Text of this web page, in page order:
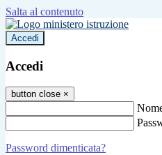
Salta al contenuto
Accedi
Accedi
button close ×
Password dimenticata?